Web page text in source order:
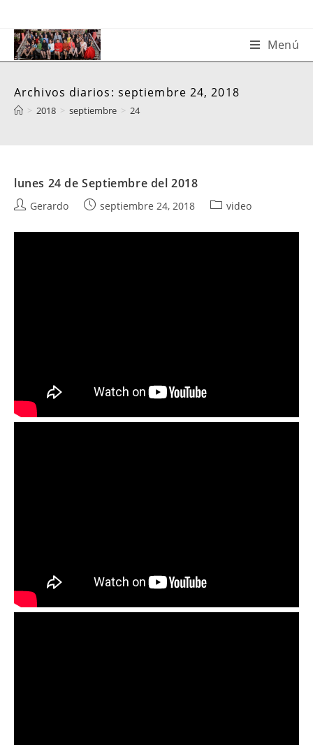
contenido
Menú
Archivos diarios: septiembre 24, 2018
> 2018 > septiembre > 24
lunes 24 de Septiembre del 2018
Autor
la
Gerardo
Publicación
la
septiembre 24, 2018
Categoría
la
video